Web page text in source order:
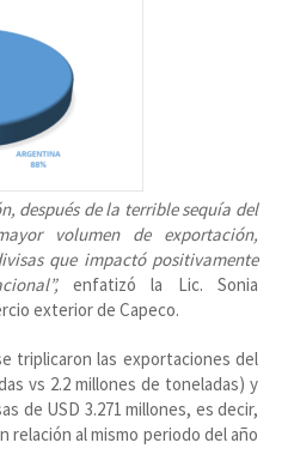
después de la terrible sequía del
volumen de exportación,
que impactó positivamente
enfatizó la Lic. Sonia
exterior de Capeco.
triplicaron las exportaciones del
vs 2.2 millones de toneladas) y
de USD 3.271 millones, es decir,
relación al mismo periodo del año